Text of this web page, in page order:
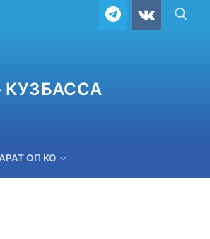
ОП КО